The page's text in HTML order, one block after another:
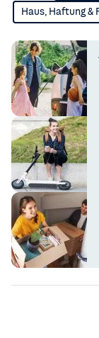
Haus, Haftung &